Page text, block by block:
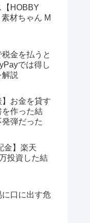
【HOBBY
材ちゃん M
金を払うと
では得し
説
】お金を貸す
作った結
弾だった
金】楽天
投資した結
口に出す危